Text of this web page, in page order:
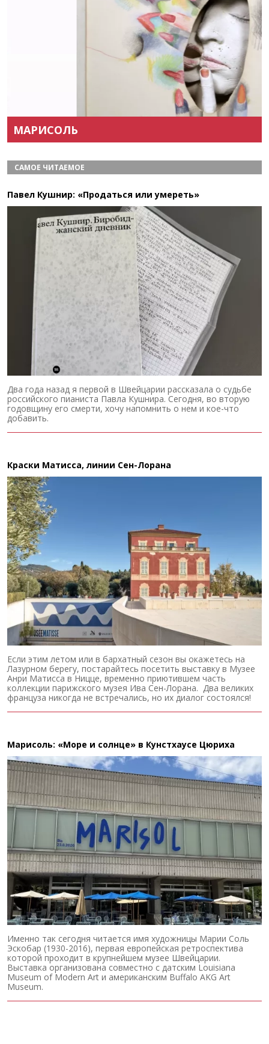
МАРИСОЛЬ
САМОЕ ЧИТАЕМОЕ
Павел Кушнир: «Продаться или умереть»
Два года назад я первой в Швейцарии рассказала о судьбе
российского пианиста Павла Кушнира. Сегодня, во вторую
годовщину его смерти, хочу напомнить о нем и кое-что
добавить.
Краски Матисса, линии Сен-Лорана
Если этим летом или в бархатный сезон вы окажетесь на
Лазурном берегу, постарайтесь посетить выставку в Музее
Анри Матисса в Ницце, временно приютившем часть
коллекции парижского музея Ива Сен-Лорана. Два великих
француза никогда не встречались, но их диалог состоялся!
Марисоль: «Море и солнце» в Кунстхаусе Цюриха
Именно так сегодня читается имя художницы Марии Соль
Эскобар (1930-2016), первая европейская ретроспектива
которой проходит в крупнейшем музее Швейцарии.
Выставка организована совместно с датским Louisiana
Museum of Modern Art и американским Buffalo AKG Art
Museum.